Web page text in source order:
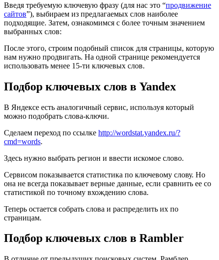
Введя требуемую ключевую фразу (для нас это “продвижение
сайтов”), выбираем из предлагаемых слов наиболее
подходящие. Затем, ознакомимся с более точным значением
выбранных слов:
После этого, строим подобный список для страницы, которую
нам нужно продвигать. На одной странице рекомендуется
использовать менее 15-ти ключевых слов.
Подбор ключевых слов в Yandex
В Яндексе есть аналогичный сервис, используя который
можно подобрать слова-ключи.
Сделаем переход по ссылке http://wordstat.yandex.ru/?
cmd=words.
Здесь нужно выбрать регион и ввести искомое слово.
Сервисом показывается статистика по ключевому слову. Но
она не всегда показывает верные данные, если сравнить ее со
статистикой по точному вхождению слова.
Теперь остается собрать слова и распределить их по
страницам.
Подбор ключевых слов в Rambler